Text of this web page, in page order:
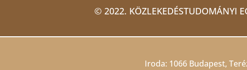
© 2022. KÖZLEKEDÉSTUDOMÁNYI
Iroda: 1066 Budapest,